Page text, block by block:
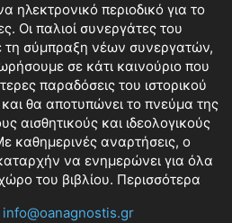
ηλεκτρονικό περιοδικό για το
Οι παλιοί συνεργάτες του
τη σύμπραξη νέων συνεργατών,
σε κάτι καινούριο που
παραδόσεις του ιστορικού
θα αποτυπώνει το πνεύμα της
αισθητικούς και ιδεολογικούς
καθημερινές αναρτήσεις, ο
να ενημερώνει για όλα
του βιβλίου. Περισσότερα
info@oanagnostis.gr